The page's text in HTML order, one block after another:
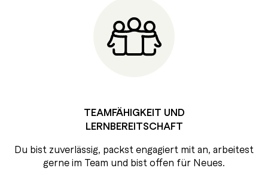
TEAMFÄHIGKEIT UND
LERNBEREITSCHAFT
Du bist zuverlässig, packst engagiert mit an, arbeitest
gerne im Team und bist offen für Neues.